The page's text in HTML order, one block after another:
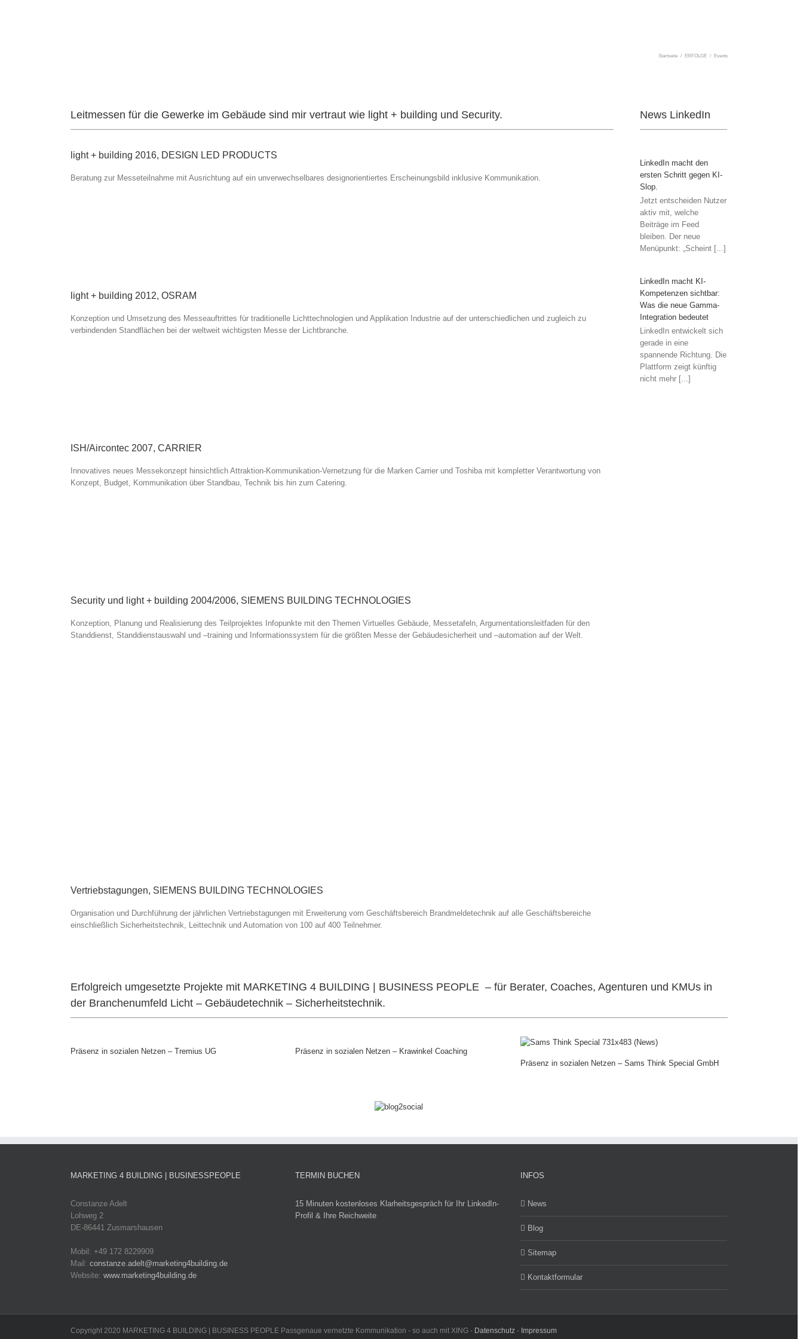
Startseite / ERFOLGE / Events
Leitmessen für die Gewerke im Gebäude sind mir vertraut wie light + building und Security.
light + building 2016, DESIGN LED PRODUCTS
Beratung zur Messeteilnahme mit Ausrichtung auf ein unverwechselbares designorientiertes Erscheinungsbild inklusive Kommunikation.
light + building 2012, OSRAM
Konzeption und Umsetzung des Messeauftrittes für traditionelle Lichttechnologien und Applikation Industrie auf der unterschiedlichen und zugleich zu
verbindenden Standflächen bei der weltweit wichtigsten Messe der Lichtbranche.
ISH/Aircontec 2007, CARRIER
Innovatives neues Messekonzept hinsichtlich Attraktion-Kommunikation-Vernetzung für die Marken Carrier und Toshiba mit kompletter Verantwortung von
Konzept, Budget, Kommunikation über Standbau, Technik bis hin zum Catering.
Security und light + building 2004/2006, SIEMENS BUILDING TECHNOLOGIES
Konzeption, Planung und Realisierung des Teilprojektes Infopunkte mit den Themen Virtuelles Gebäude, Messetafeln, Argumentationsleitfaden für den
Standdienst, Standdienstauswahl und –training und Informationssystem für die größten Messe der Gebäudesicherheit und –automation auf der Welt.
Vertriebstagungen, SIEMENS BUILDING TECHNOLOGIES
Organisation und Durchführung der jährlichen Vertriebstagungen mit Erweiterung vom Geschäftsbereich Brandmeldetechnik auf alle Geschäftsbereiche
einschließlich Sicherheitstechnik, Leittechnik und Automation von 100 auf 400 Teilnehmer.
News LinkedIn
LinkedIn macht den
ersten Schritt gegen KI-
Slop.
Jetzt entscheiden Nutzer
aktiv mit, welche
Beiträge im Feed
bleiben. Der neue
Menüpunkt: „Scheint [...]
LinkedIn macht KI-
Kompetenzen sichtbar:
Was die neue Gamma-
Integration bedeutet
LinkedIn entwickelt sich
gerade in eine
spannende Richtung. Die
Plattform zeigt künftig
nicht mehr [...]
Erfolgreich umgesetzte Projekte mit MARKETING 4 BUILDING | BUSINESS PEOPLE – für Berater, Coaches, Agenturen und KMUs in
der Branchenumfeld Licht – Gebäudetechnik – Sicherheitstechnik.
Präsenz in sozialen Netzen – Tremius UG
Präsenz in sozialen Netzen – Krawinkel Coaching
Präsenz in sozialen Netzen – Sams Think Special GmbH
MARKETING 4 BUILDING | BUSINESSPEOPLE
Constanze Adelt
Lohweg 2
DE-86441 Zusmarshausen
Mobil: +49 172 8229909
Mail: constanze.adelt@marketing4building.de
Website: www.marketing4building.de
TERMIN BUCHEN
15 Minuten kostenloses Klarheitsgespräch für Ihr LinkedIn-
Profil & Ihre Reichweite
INFOS
News
Blog
Sitemap
Kontaktformular
Copyright 2020 MARKETING 4 BUILDING | BUSINESS PEOPLE Passgenaue vernetzte Kommunikation - so auch mit XING - Datenschutz- Impressum